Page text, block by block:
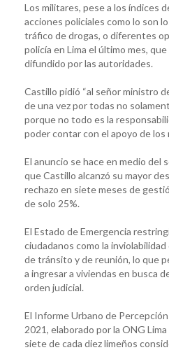
Los militares, pese a los índices
acciones policiales como lo son
tráfico de drogas, o diferentes
policía en Lima el último mes,
difundido por las autoridades.
Castillo pidió “al señor ministro
de una vez por todas no
porque no todo es la
poder contar con el apoyo de los
El anuncio se hace en medio del
que Castillo alcanzó su mayor
rechazo en siete meses de
de solo 25%.
El Estado de Emergencia
ciudadanos como la
de tránsito y de reunión, lo que
a ingresar a viviendas en busca
orden judicial.
El Informe Urbano de
2021, elaborado por la ONG
siete de cada diez limeños